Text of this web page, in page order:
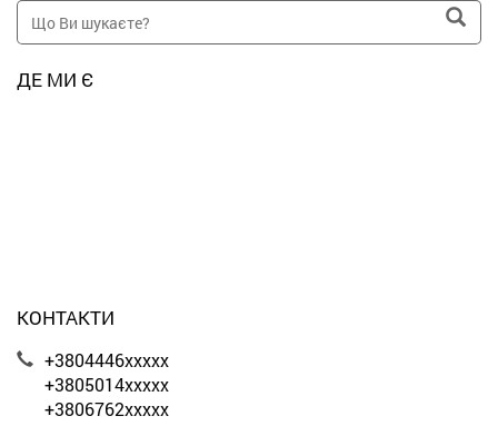
ДЕ МИ Є
КОНТАКТИ
+3804446xxxxx
+3805014xxxxx
+3806762xxxxx